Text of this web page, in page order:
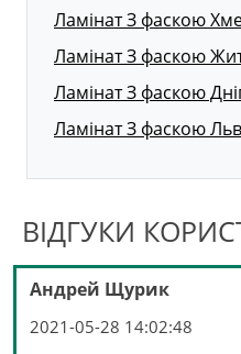
Ламінат З фаскою
Ламінат З фаскою
Ламінат З фаскою
Ламінат З фаскою
ВІДГУКИ
Андрей Щурик
2021-05-28 14:02:48